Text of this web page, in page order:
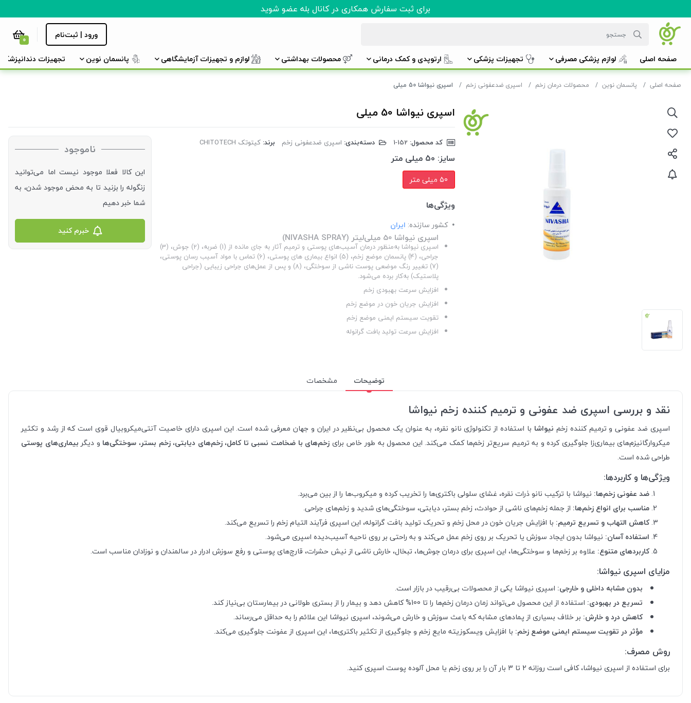
برای ثبت سفارش همکاری در کانال بله عضو شوید
ورود | ثبت‌نام 0
صفحه اصلی لوازم پزشکی مصرفی تجهیزات پزشکی ارتوپدی و کمک درمانی محصولات بهداشتی لوازم و تجهیزات آزمایشگاهی پانسمان نوین تجهیزات دندانپزشکی
صفحه اصلی پانسمان نوین محصولات درمان زخم اسپری ضدعفونی زخم اسپری نیواشا 50 میلی
اسپری نیواشا 50 میلی
کد محصول: دسته‌بندی: اسپری ضدعفونی زخم برند: کیتوتک CHITOTECH
سایز: 50 میلی متر
50 میلی متر
ویژگی‌ها
کشور سازنده: ایران
اسپری نیواشا 50 میلی‌لیتر (NIVASHA SPRAY)
اسپری نیواشا به‌منظور درمان آسیب‌های پوستی و ترمیم آثار به جای مانده از (1) ضربه، (2) جوش، (3)
جراحی، (4) پانسمان موضع زخم، (5) انواع بیماری های پوستی، (6) تماس با مواد آسیب رسان پوستی،
(7) تغییر رنگ موضعی پوست ناشی از سوختگی، (8) و پس از عمل‌های جراحی زیبایی (جراحی
پلاستیک) به‌کار برده می‌شود.
افزایش سرعت بهبودی زخم
افزایش جریان خون در موضع زخم
تقویت سیستم ایمنی موضع زخم
افزایش سرعت تولید بافت گرانوله
ناموجود
این کالا فعلا موجود نیست اما می‌توانید
زنگوله را بزنید تا به محض موجود شدن، به
شما خبر دهیم
خبرم کنید
توضیحات مشخصات
نقد و بررسی اسپری ضد عفونی و ترمیم کننده زخم نیواشا
اسپری ضد عفونی و ترمیم کننده زخم نیواشا با استفاده از تکنولوژی نانو نقره، به عنوان یک محصول بی‌نظیر در ایران و جهان معرفی شده است. این اسپری دارای خاصیت آنتی‌میکروبیال قوی است که از رشد و تکثیر
میکروارگانیزم‌های بیماری‌زا جلوگیری کرده و به ترمیم سریع‌تر زخم‌ها کمک می‌کند. این محصول به طور خاص برای زخم‌های با ضخامت نسبی تا کامل،زخم‌های دیابتی،زخم بستر، سوختگی‌ها و دیگربیماری‌های پوستی
طراحی شده است.
ویژگی‌ها و کاربردها:
ضد عفونی زخم‌ها: نیواشا با ترکیب نانو ذرات نقره، غشای سلولی باکتری‌ها را تخریب کرده و میکروب‌ها را از بین می‌برد.
مناسب برای انواع زخم‌ها: از جمله زخم‌های ناشی از حوادث، زخم بستر، دیابتی، سوختگی‌های شدید و زخم‌های جراحی.
کاهش التهاب و تسریع ترمیم: با افزایش جریان خون در محل زخم و تحریک تولید بافت گرانوله، این اسپری فرآیند التیام زخم را تسریع می‌کند.
استفاده آسان: نیواشا بدون ایجاد سوزش یا تحریک بر روی زخم عمل می‌کند و به راحتی بر روی ناحیه آسیب‌دیده اسپری می‌شود.
کاربردهای متنوع: علاوه بر زخم‌ها و سوختگی‌ها، این اسپری برای درمان جوش‌ها، تبخال، خارش ناشی از نیش حشرات، قارچ‌های پوستی و رفع سوزش ادرار در سالمندان و نوزادان مناسب است.
مزایای اسپری نیواشا:
بدون مشابه داخلی و خارجی: اسپری نیواشا یکی از محصولات بی‌رقیب در بازار است.
تسریع در بهبودی: استفاده از این محصول می‌تواند زمان درمان زخم‌ها را تا 100% کاهش دهد و بیمار را از بستری طولانی در بیمارستان بی‌نیاز کند.
کاهش درد و خارش: بر خلاف بسیاری از پمادهای مشابه که باعث سوزش و خارش می‌شوند، اسپری نیواشا این علائم را به حداقل می‌رساند.
مؤثر در تقویت سیستم ایمنی موضع زخم: با افزایش ویسکوزیته مایع زخم و جلوگیری از تکثیر باکتری‌ها، این اسپری از عفونت جلوگیری می‌کند.
روش مصرف:
برای استفاده از اسپری نیواشا، کافی است روزانه 2 تا 3 بار آن را بر روی زخم یا محل آلوده پوست اسپری کنید.